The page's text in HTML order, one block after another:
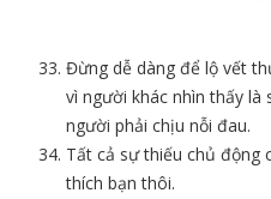
Đừng dễ dàng để lộ vết
vì người khác nhìn thấy là
người phải chịu nỗi đau.
Tất cả sự thiếu chủ động
thích bạn thôi.